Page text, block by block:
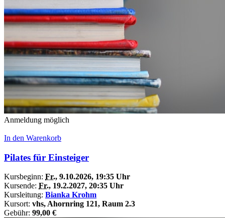
Anmeldung möglich
In den Warenkorb
Pilates für Einsteiger
Kursbeginn: Fr., 9.10.2026, 19:35 Uhr
Kursende: Fr., 19.2.2027, 20:35 Uhr
Kursleitung: Bianka Krohm
Kursort: vhs, Ahornring 121, Raum 2.3
Gebühr: 99,00 €